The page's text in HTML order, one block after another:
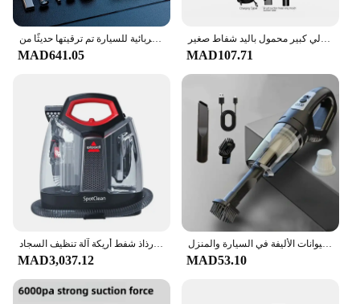
مكنسة كهربائية للسيارة تم ترقيتها حديثًا من SZUK C012، مكنسة كهربائية صغيرة محمولة، مكنسة كهربائية لاسلكية عالية الطاقة 98500 باسكال، مكنسة كهربائية محمولة لإزالة الغبار بنقرة واحدة، مكنسة كهربائية صغيرة
MAD641.05
منظف سيارة لاسلكي محمول شفط منزلي كبير محمول باليد شفاط صغير
MAD107.71
MAD3,037.12 MAD53.10